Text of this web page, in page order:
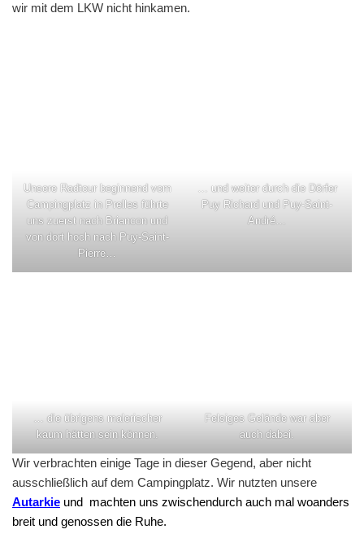
wir mit dem LKW nicht hinkamen.
Unsere Radtour beginnend vom
Campingplatz in Prelles führte
uns zuerst nach Briancon und
von dort hoch nach Puy-Saint-
Pierre…
… und weiter durch die Dörfer
Puy Richard und Puy-Saint-
André…
… die übrigens malerischer
kaum hätten sein können.
Felsiges Gelände war aber
auch dabei.
Wir verbrachten einige Tage in dieser Gegend, aber nicht
ausschließlich auf dem Campingplatz. Wir nutzten unsere
Autarkie und machten uns zwischendurch auch mal woanders
breit und genossen die Ruhe.